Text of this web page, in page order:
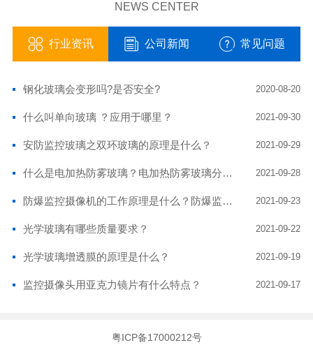
NEWS CENTER
行业资讯 公司新闻 常见问题
钢化玻璃会变形吗?是否安全? 2020-08-20
什么叫单向玻璃 ？应用于哪里？ 2021-09-30
安防监控玻璃之双环玻璃的原理是什么？ 2021-09-29
什么是电加热防雾玻璃？电加热防雾玻璃分有哪几种？电加热玻璃有什么优点？ 2021-09-28
防爆监控摄像机的工作原理是什么？防爆监控摄像头玻璃耐高温吗？ 2021-09-23
光学玻璃有哪些质量要求？ 2021-09-22
光学玻璃增透膜的原理是什么？ 2021-09-19
监控摄像头用亚克力镜片有什么特点？ 2021-09-17
粤ICP备17000212号